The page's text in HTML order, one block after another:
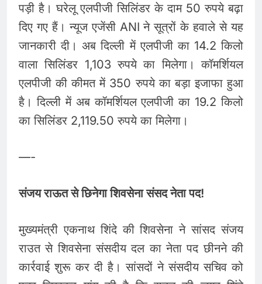
पड़ी है। घरेलू एलपीजी सिलिंडर के दाम 50 रुपये बढ़ा
दिए गए हैं। न्‍यूज एजेंसी ANI ने सूत्रों के हवाले से यह
जानकारी दी। अब दिल्‍ली में एलपीजी का 14.2 किलो
वाला सिलिंडर 1,103 रुपये का मिलेगा। कॉमर्शियल
एलपीजी की कीमत में 350 रुपये का बड़ा इजाफा हुआ
है। दिल्‍ली में अब कॉमर्शियल एलपीजी का 19.2 किलो
का सिलिंडर 2,119.50 रुपये का मिलेगा।
—-
संजय राऊत से छिनेगा शिवसेना संसद नेता पद!
मुख्यमंत्री एकनाथ शिंदे की शिवसेना ने ‌सांसद संजय
राउत से शिवसेना संसदीय दल का नेता पद छीनने की
कार्रवाई शुरू कर दी है। सांसदों ने संसदीय सचिव को